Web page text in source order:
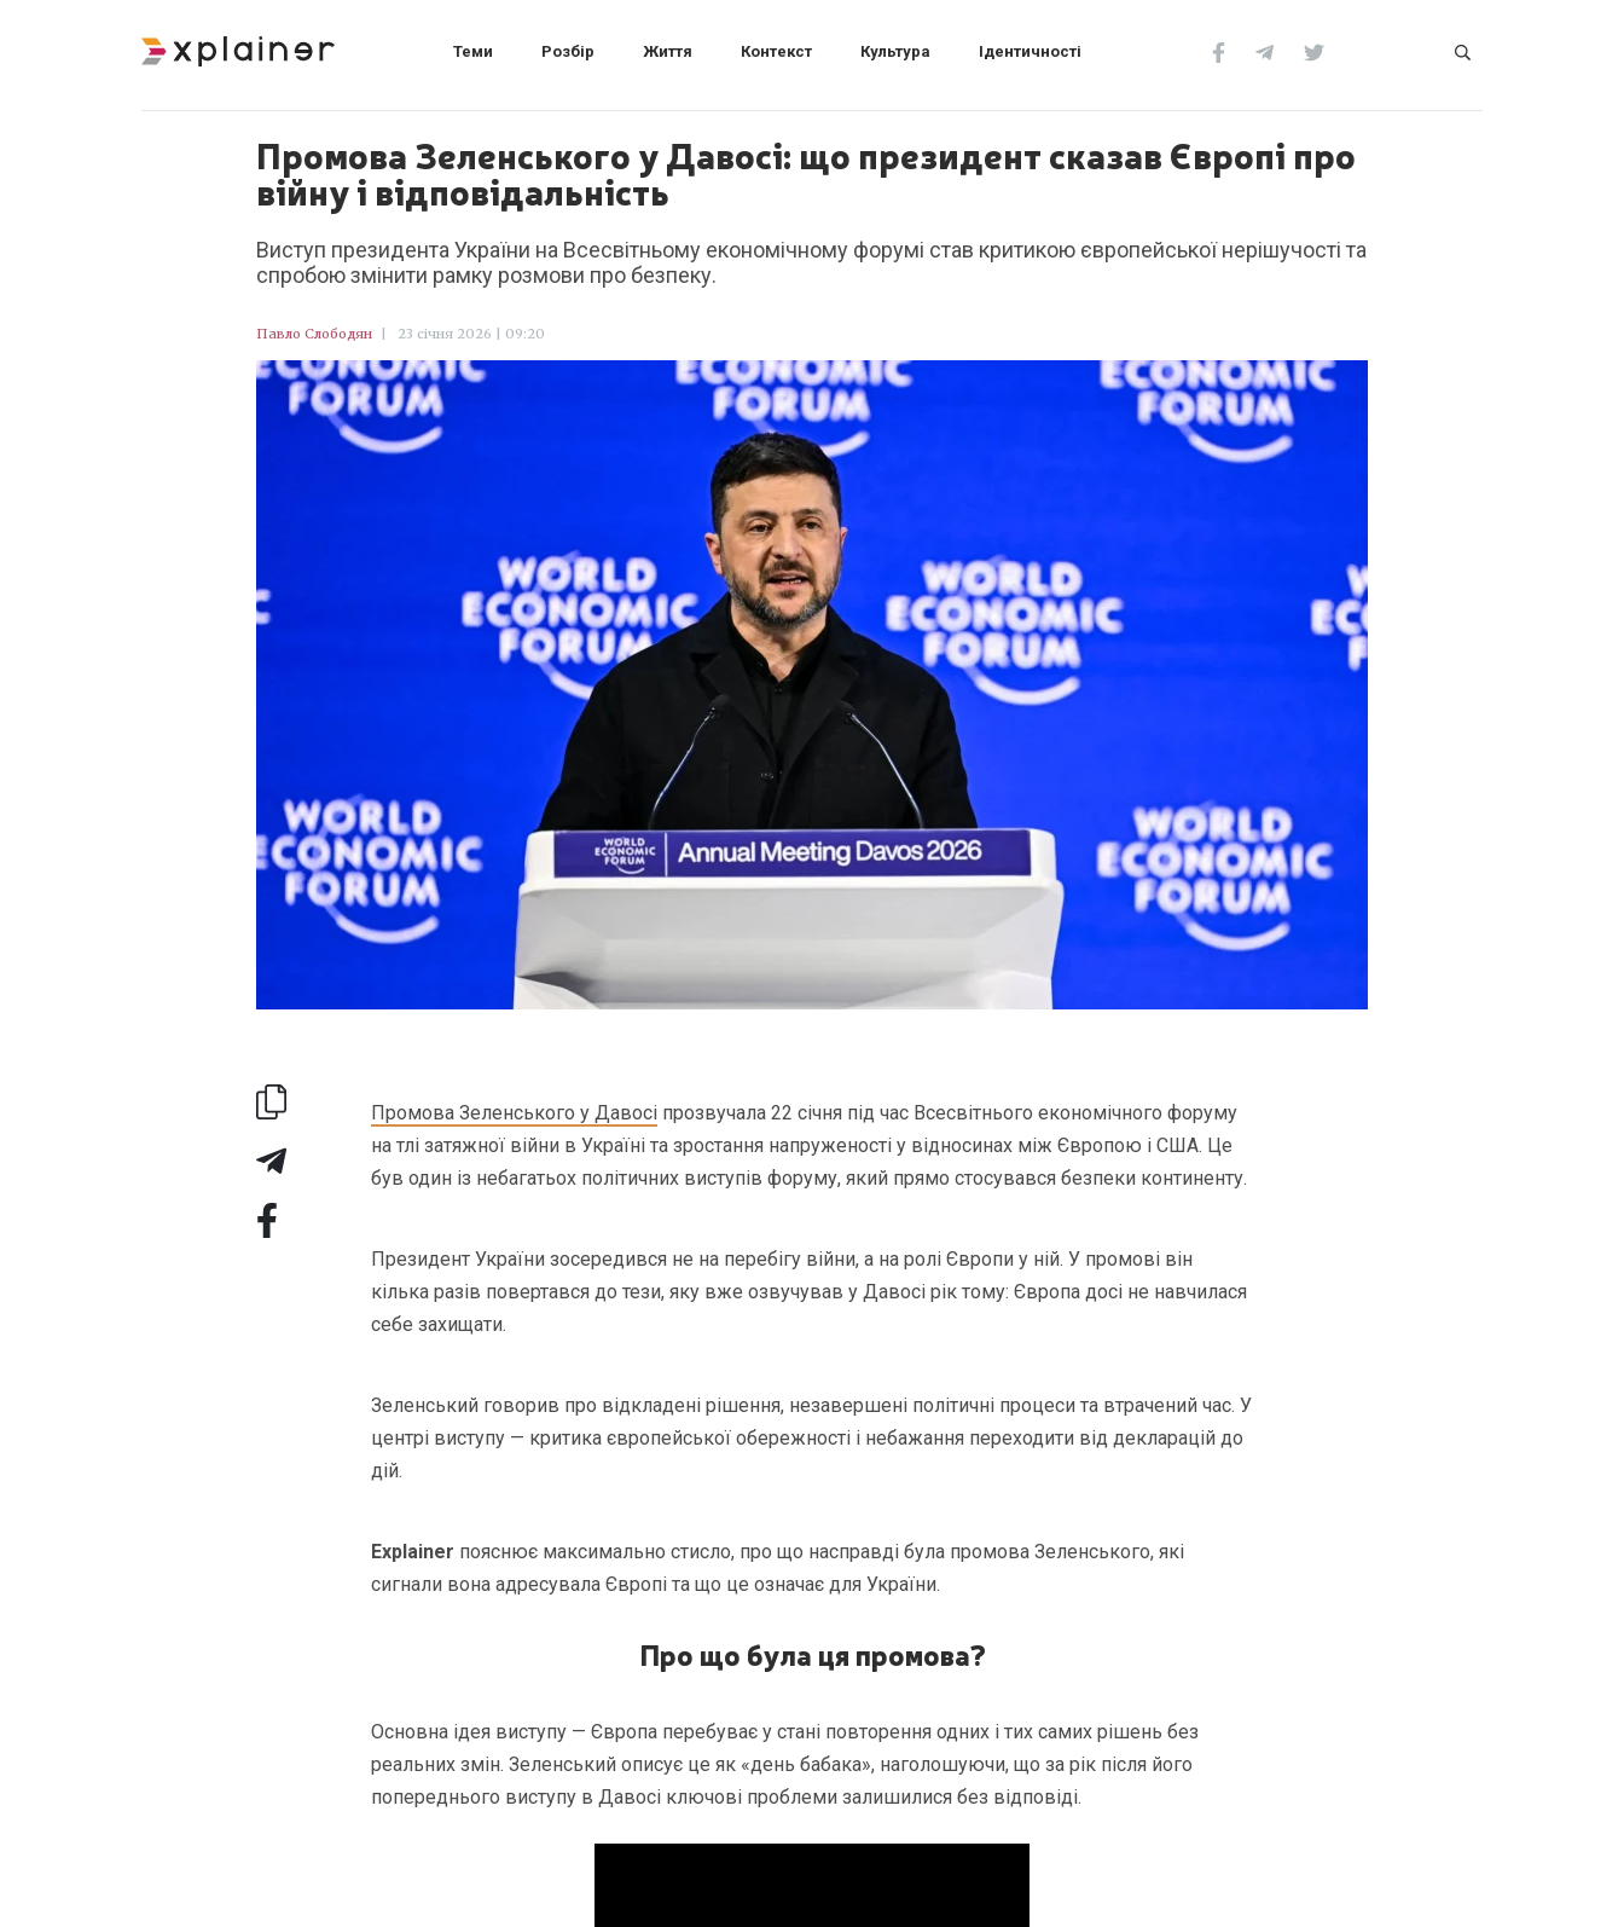
Теми Розбір Життя Контекст Культура Ідентичності
Промова Зеленського у Давосі: що президент сказав Європі про
війну і відповідальність
Виступ президента України на Всесвітньому економічному форумі став критикою європейської нерішучості та
спробою змінити рамку розмови про безпеку.
Павло Слободян 23 січня 2026 | 09:20
Промова Зеленського у Давосі прозвучала 22 січня під час Всесвітнього економічного форуму
на тлі затяжної війни в Україні та зростання напруженості у відносинах між Європою і США. Це
був один із небагатьох політичних виступів форуму, який прямо стосувався безпеки континенту.
Президент України зосередився не на перебігу війни, а на ролі Європи у ній. У промові він
кілька разів повертався до тези, яку вже озвучував у Давосі рік тому: Європа досі не навчилася
себе захищати.
Зеленський говорив про відкладені рішення, незавершені політичні процеси та втрачений час. У
центрі виступу — критика європейської обережності і небажання переходити від декларацій до
дій.
Explainer пояснює максимально стисло, про що насправді була промова Зеленського, які
сигнали вона адресувала Європі та що це означає для України.
Про що була ця промова?
Основна ідея виступу — Європа перебуває у стані повторення одних і тих самих рішень без
реальних змін. Зеленський описує це як «день бабака», наголошуючи, що за рік після його
попереднього виступу в Давосі ключові проблеми залишилися без відповіді.